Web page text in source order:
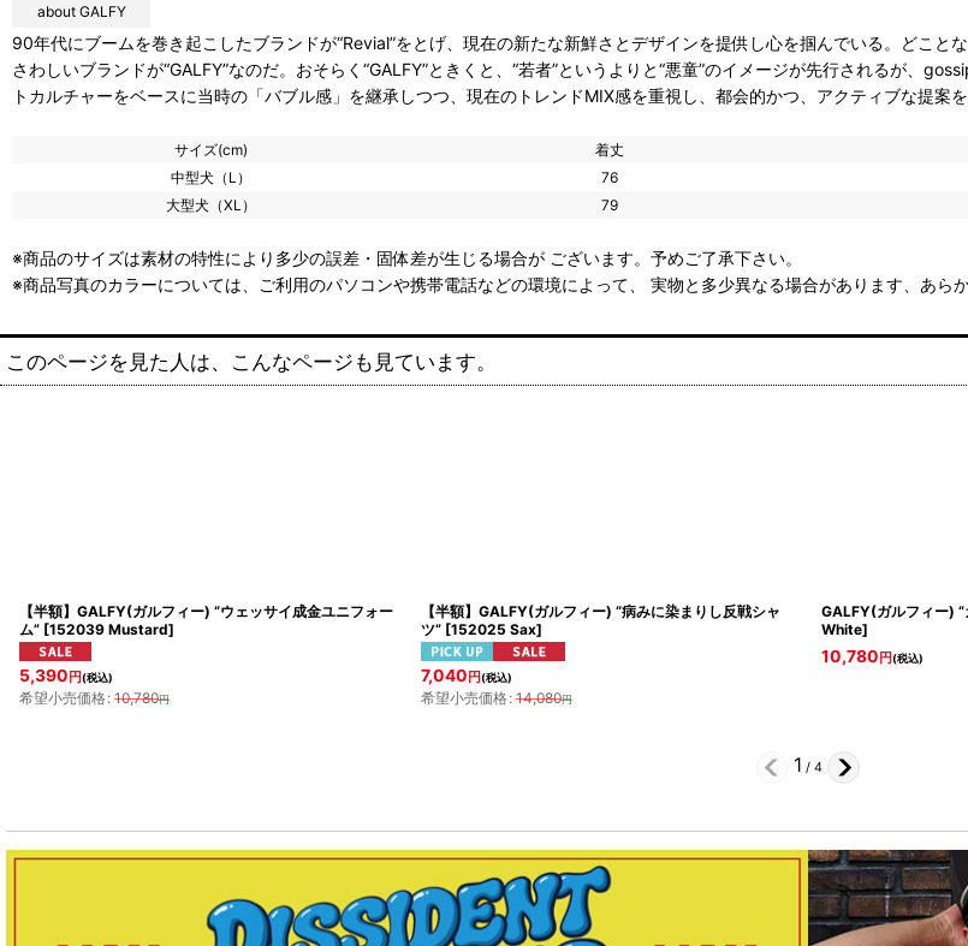
about GALFY
90年代にブームを巻き起こしたブランドが“Revial”をとげ、現在の新たな新鮮さとデザインを提供し心を掴んでいる。どこと
さわしいブランドが“GALFY”なのだ。おそらく“GALFY”ときくと、“若者”というよりと“悪童”のイメージが先行されるが、
トカルチャーをベースに当時の「バブル感」を継承しつつ、現在のトレンドMIX感を重視し、都会的かつ、アクティブな提案を
サイズ(cm) 着丈
中型犬（L）
76
大型犬（XL）
79
※商品のサイズは素材の特性により多少の誤差・固体差が生じる場合が ございます。予めご了承下さい。
※商品写真のカラーについては、ご利用のパソコンや携帯電話などの環境によって、 実物と多少異なる場合があります、あら
このページを見た人は、こんなページも見ています。
【半額】GALFY(ガルフィー) “ウェッサイ成金ユニフォー
ム” [152039 Mustard]
5,390 円(税込)
希望小売価格: 10,780円
【半額】GALFY(ガルフィー) “病みに染まりし反戦シャ
ツ” [152025 Sax]
7,040 円(税込)
希望小売価格: 14,080円
GALFY(ガルフィー) “
White]
10,780 円(税込)
1 / 4